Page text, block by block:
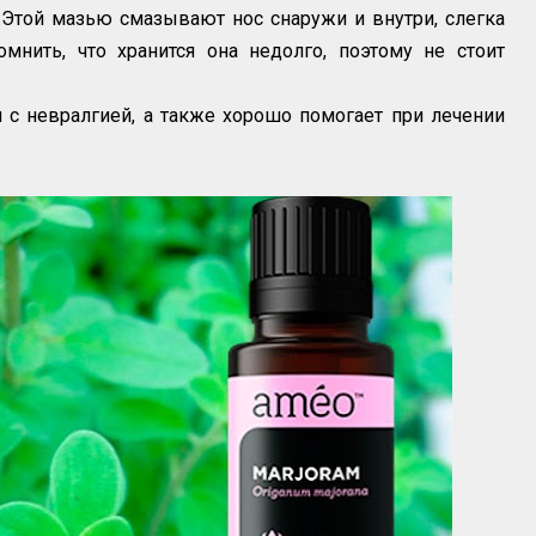
мазью смазывают нос снаружи и внутри, слегка
что хранится она недолго, поэтому не стоит
с невралгией, а также хорошо помогает при лечении